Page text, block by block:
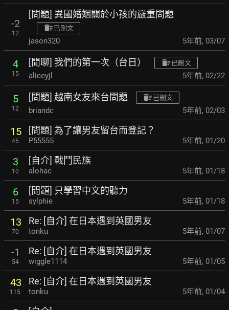
-2
12
[問題] 異國婚姻關於小孩的嚴重問題
已刪文
jason320 5年前, 03/07
4
15
[閒聊] 我們的第一次（台日） 已刪文
aliceyjl 5年前, 02/22
5
12
[問題] 越南女友來台問題 已刪文
briandc 5年前, 02/03
15
45
[問題] 為了讓男友留台而登記？
P55555 5年前, 01/20
3
10
[自介] 戰鬥民族
alohac 5年前, 01/18
6
15
[問題] 只學習中文的聽力
sylphie 5年前, 01/18
13
70
Re: [自介] 在日本遇到英國男友
tonku 5年前, 01/07
-1
54
Re: [自介] 在日本遇到英國男友
wiggle1114 5年前, 01/05
43
115
Re: [自介] 在日本遇到英國男友
tonku 5年前, 01/04